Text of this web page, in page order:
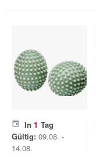
In 1 Tag
Gültig: 09.08. -
14.08.